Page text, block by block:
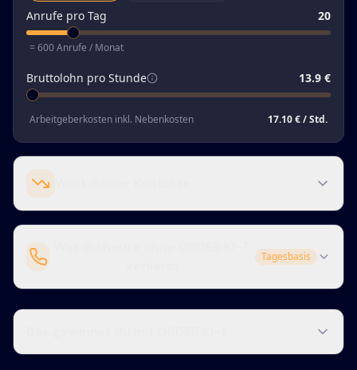
Anrufe pro Tag 20
= 600 Anrufe / Monat
Bruttolohn pro Stunde 13.9 €
Arbeitgeberkosten inkl. Nebenkosten 17.10€ / Std.
Tagesbasis